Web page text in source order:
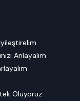
Anlayalım
Oluyoruz